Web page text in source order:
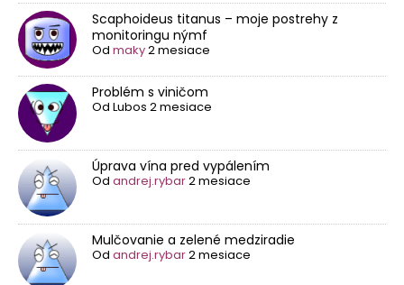
Scaphoideus titanus – moje postrehy z
monitoringu nýmf
Od maky2 mesiace
Problém s viničom
Od Lubos 2 mesiace
Úprava vína pred vypálením
Od andrej.rybar2 mesiace
Mulčovanie a zelené medziradie
Od andrej.rybar2 mesiace